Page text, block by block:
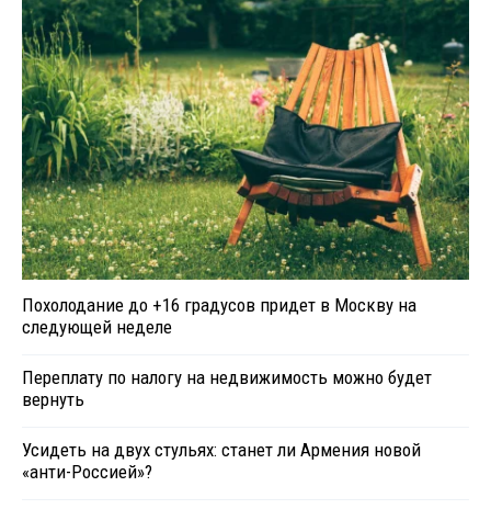
Похолодание до +16 градусов придет в Москву на
следующей неделе
Переплату по налогу на недвижимость можно будет
вернуть
Усидеть на двух стульях: станет ли Армения новой
«анти-Россией»?